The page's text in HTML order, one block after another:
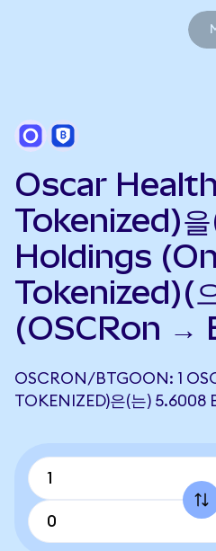
Oscar
Tokenized)
Holdings
Tokenized)(
(OSCRon →
OSCRON/BTGOON: 1
TOKENIZED)은(는) 5.6008